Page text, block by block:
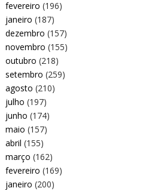
fevereiro (196)
janeiro (187)
dezembro (157)
novembro (155)
outubro (218)
setembro (259)
agosto (210)
julho (197)
junho (174)
maio (157)
abril (155)
março (162)
fevereiro (169)
janeiro (200)